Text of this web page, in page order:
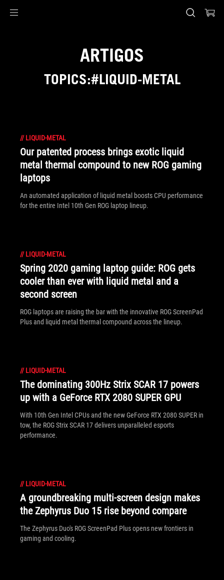
ARTIGOS
TOPICS:#LIQUID-METAL
// LIQUID-METAL
Our patented process brings exotic liquid
metal thermal compound to new ROG gaming
laptops
An automated application of liquid metal boosts CPU performance
for the entire Intel 10th Gen ROG laptop lineup.
// LIQUID-METAL
Spring 2020 gaming laptop guide: ROG gets
cooler than ever with liquid metal and a
second screen
ROG laptops are raising the bar with the innovative ROG ScreenPad
Plus and liquid metal thermal compound across the lineup.
// LIQUID-METAL
The dominating 300Hz Strix SCAR 17 powers
up with a GeForce RTX 2080 SUPER GPU
With 10th Gen Intel CPUs and the new GeForce RTX 2080 SUPER in
tow, the ROG Strix SCAR 17 delivers unparalleled esports
performance.
// LIQUID-METAL
A groundbreaking multi-screen design makes
the Zephyrus Duo 15 rise beyond compare
The Zephyrus Duo's ROG ScreenPad Plus opens new frontiers in
gaming and cooling.